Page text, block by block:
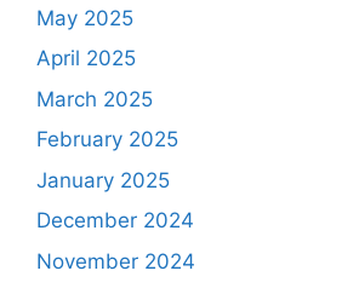
May 2025
April 2025
March 2025
February 2025
January 2025
December 2024
November 2024